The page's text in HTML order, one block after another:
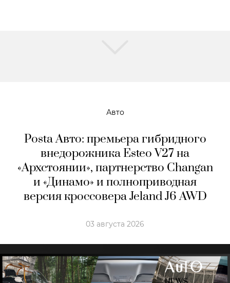
Авто
Posta Авто: премьера гибридного
внедорожника Esteo V27 на
«Архстоянии», партнерство Changan
и «Динамо» и полноприводная
версия кроссовера Jeland J6 AWD
03 августа 2026